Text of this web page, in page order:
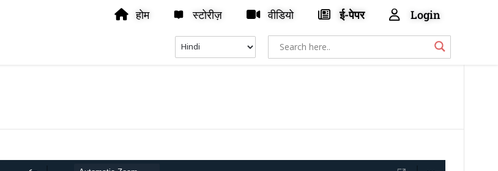
होम स्टोरीज़ वीडियो ई-पेपर Login